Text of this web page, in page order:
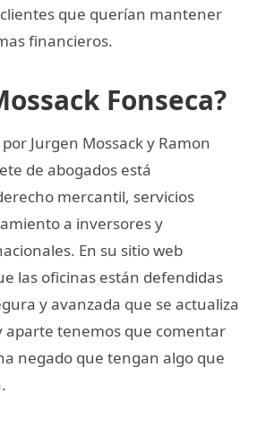
que querían mantener
financieros.
Fonseca?
Jurgen Mossack y Ramon
de abogados está
mercantil, servicios
a inversores y
En su sitio web
las oficinas están defendidas
y avanzada que se actualiza
tenemos que comentar
negado que tengan algo que